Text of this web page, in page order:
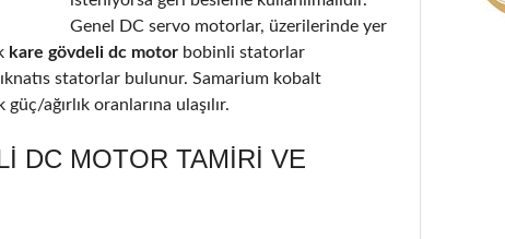
Genel DC servo motorlar, üzerilerinde yer
kare gövdeli dc motor bobinli statorlar
statorlar bulunur. Samarium kobalt
güç/ağırlık oranlarına ulaşılır.
DC MOTOR TAMIRI VE